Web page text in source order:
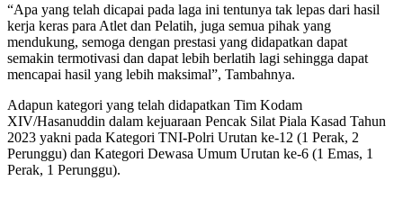
“Apa yang telah dicapai pada laga ini tentunya tak lepas dari hasil
kerja keras para Atlet dan Pelatih, juga semua pihak yang
mendukung, semoga dengan prestasi yang didapatkan dapat
semakin termotivasi dan dapat lebih berlatih lagi sehingga dapat
mencapai hasil yang lebih maksimal”, Tambahnya.
Adapun kategori yang telah didapatkan Tim Kodam
XIV/Hasanuddin dalam kejuaraan Pencak Silat Piala Kasad Tahun
2023 yakni pada Kategori TNI-Polri Urutan ke-12 (1 Perak, 2
Perunggu) dan Kategori Dewasa Umum Urutan ke-6 (1 Emas, 1
Perak, 1 Perunggu).